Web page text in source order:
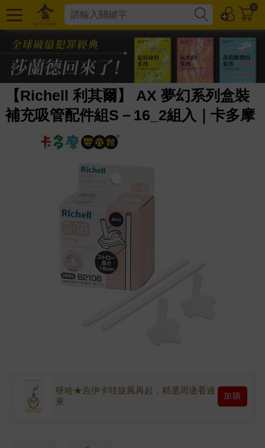
0
【Richell 利其爾】 AX 夢幻系列盒裝
補充吸管配件組S－16_2組入｜卡多摩
呀哈★吉伊卡哇旋風再起，精選周邊看過
來
加購